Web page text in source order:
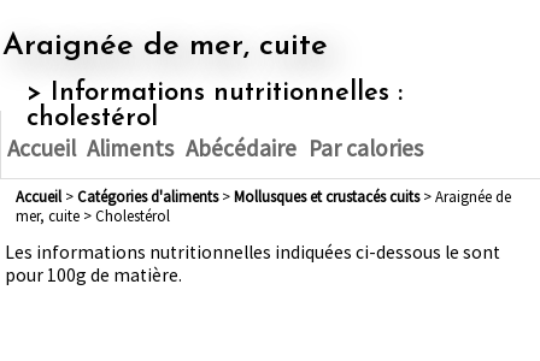
Araignée de mer, cuite
> Informations nutritionnelles :
cholestérol
Accueil Aliments Abécédaire Par calories
Accueil> Catégories d'aliments> mollusques et crustacés cuits> Araignée de
mer, cuite > Cholestérol
Les informations nutritionnelles indiquées ci-dessous le sont
pour 100g de matière.